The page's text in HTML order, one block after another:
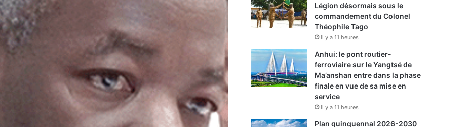
Légion désormais sous le
commandement du Colonel
Théophile Tago
il y a 11 heures
Anhui: le pont routier-
ferroviaire sur le Yangtsé de
Ma’anshan entre dans la phase
finale en vue de sa mise en
service
il y a 11 heures
Plan quinquennal 2026-2030